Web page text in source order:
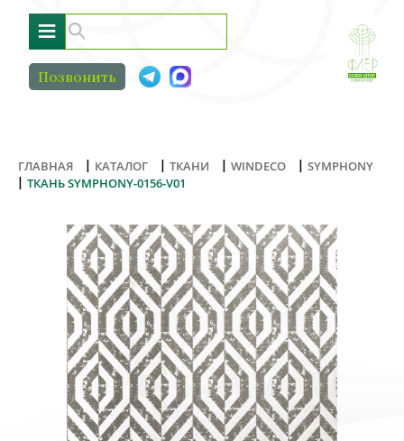
≡
Позвонить
ГЛАВНАЯ | КАТАЛОГ | ТКАНИ | WINDECO | SYMPHONY
| ТКАНЬ SYMPHONY-0156-V01